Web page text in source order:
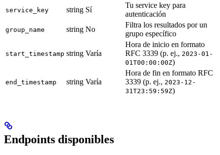
service_key string Sí
Tu service key para
autenticación
group_name string No
Filtra los resultados por un
grupo específico
start_timestamp string Varía
Hora de inicio en formato
RFC 3339 (p. ej., 2023-01-
01T00:00:00Z)
end_timestamp string Varía
Hora de fin en formato RFC
3339 (p. ej., 2023-12-
31T23:59:59Z)
Endpoints disponibles